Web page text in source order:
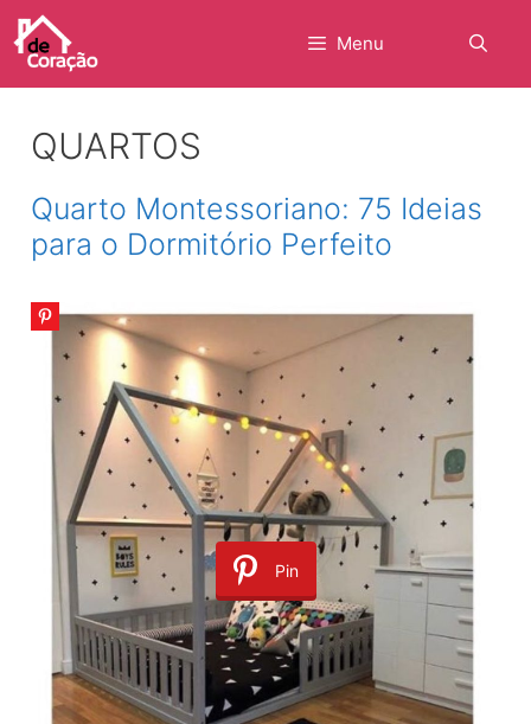
Pular
para
Menu
QUARTOS
Quarto Montessoriano: 75 Ideias
para o Dormitório Perfeito
Pin